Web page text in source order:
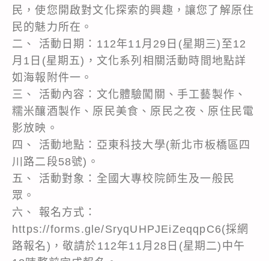
民，使您開啟對文化探索的興趣，讓您了解原住
民的魅力所在。
二、 活動日期：112年11月29日(星期三)至12
月1日(星期五)，文化系列相關活動時間地點詳
如海報附件一。
三、 活動內容：文化體驗闖關、手工藝製作、
糯米釀酒製作、原民美食、原民之夜、原住民電
影放映。
四、 活動地點：亞東科技大學(新北市板橋區四
川路二段58號)。
五、 活動對象：全國大專校院師生及一般民
眾。
六、 報名方式：
https://forms.gle/SryqUHPJEiZeqqpC6(採網
路報名)，敬請於112年11月28日(星期二)中午